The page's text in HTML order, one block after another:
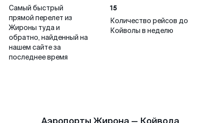
Самый быстрый
прямой перелет из
Жироны туда и
обратно, найденный на
нашем сайте за
последнее время
15
Количество рейсов до
Койволы в неделю